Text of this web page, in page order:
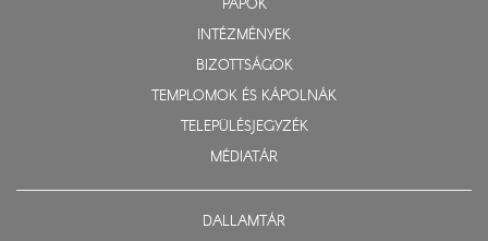
PAPOK
INTÉZMÉNYEK
BIZOTTSÁGOK
TEMPLOMOK ÉS KÁPOLNÁK
TELEPÜLÉSJEGYZÉK
MÉDIATÁR
DALLAMTÁR